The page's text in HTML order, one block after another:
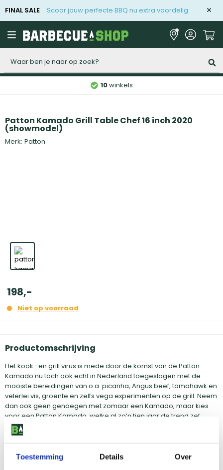
Toestemming Details Over
FINAL SALE Scoor jouw perfecte BBQ nu extra voordelig
10winkels
Patton Kamado Grill Table Chef 16 inch 2020
(showmodel)
Merk: Patton
198,-
Niet op voorraad
Productomschrijving
Het kook- en grill virus is mede door de komst van de Patton
Kamado nu toch ook echt in Nederland toegeslagen met de
mooiste bereidingen van o.a. picanha, Angus beef, tomahawk en
velerlei vis, groente en zelfs vega experimenten op de grill. Neem
dan ook geen genoegen met zomaar een Kamado, maar kies
voor een Patton Kamado, welke al zo’n tien jaar de trend zet
binnen de culinaire barbecue wereld. Vanwege zijn
hoogwaardige kwaliteit en afwerking maakt Patton steeds
opnieuw het verschil in de markt van de keramische barbecues.
Tevens is het grillrooster uitgerust met een scharnierend deel,